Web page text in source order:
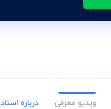
ویدیو معرفی درباره استاد